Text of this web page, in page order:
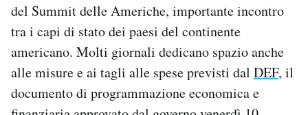
CALENDARIO
AREA PERSONALE
Area Personale
del Summit delle Americhe, importante incontro
tra i capi di stato dei paesi del continente
americano. Molti giornali dedicano spazio anche
alle misure e ai tagli alle spese previsti dal DEF, il
documento di programmazione economica e